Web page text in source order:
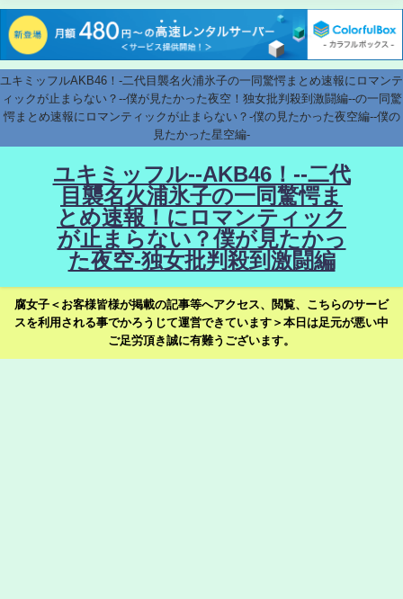
ユキミッフルAKB46！-二代目襲名火浦氷子の一同驚愕まとめ速報にロマンテ
ィックが止まらない？--僕が見たかった夜空！独女批判殺到激闘編--の一同驚
愕まとめ速報にロマンティックが止まらない？-僕の見たかった夜空編--僕の
見たかった星空編-
ユキミッフル--AKB46！--二代
目襲名火浦氷子の一同驚愕ま
とめ速報！にロマンティック
が止まらない？僕が見たかっ
た夜空-独女批判殺到激闘編
腐女子＜お客様皆様が掲載の記事等へアクセス、閲覧、こちらのサービ
スを利用される事でかろうじて運営できています＞本日は足元が悪い中
ご足労頂き誠に有難うございます。